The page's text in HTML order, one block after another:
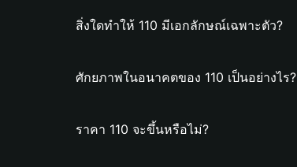
สิ่งใดทำให้ 110 มีเอกลักษณ์เฉพาะตัว?
ศักยภาพในอนาคตของ 110 เป็นอย่างไร?
ราคา 110 จะขึ้นหรือไม่?